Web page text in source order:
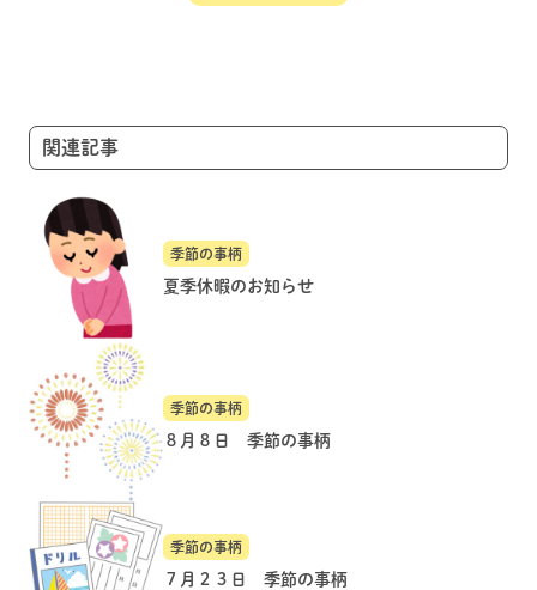
ョ
ン関連記事
季節の事柄
夏季休暇のお知らせ
季節の事柄
８月８日 季節の事柄
季節の事柄
７月２３日 季節の事柄